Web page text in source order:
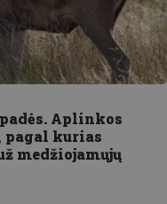
Aplinkos
pagal kurias
medžiojamųjų